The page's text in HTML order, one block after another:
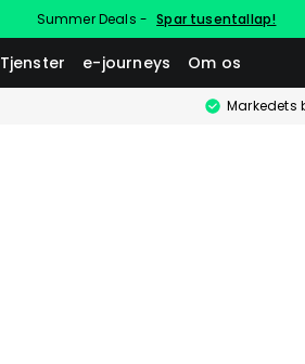
Summer Deals - Spar tusentallap!
Tjenster e-journeys Om os
Markedets